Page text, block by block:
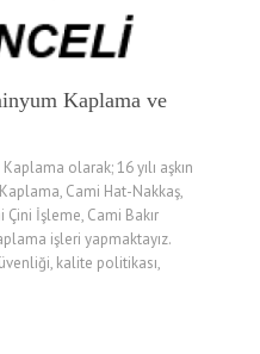
Kaplama ve
olarak; 16 yılı aşkın
Cami Hat-Nakkaş,
Çini İşleme, Cami Bakır
işleri yapmaktayız.
kalite politikası,